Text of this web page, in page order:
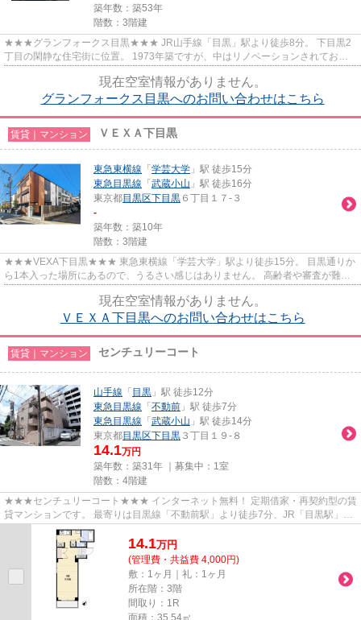
築年数：築53年
階数：3階建
★★★グランフォークス目黒★★★ JR山手線「目黒」駅より徒歩8分。 下目黒2
丁目の閑静な住宅街に位置。 1973年築ですが、中はリノベーションされており
現在空室情報がありません。
グランフォークス目黒へのお問い合わせはこちら
賃貸｜マンション ＶＥＸＡ下目黒
東急東横線 「 学芸大学 」駅 徒歩15分
東急目黒線 「 武蔵小山 」駅 徒歩16分
東京都目黒区下目黒 ６丁目１７-３
-
築年数：築10年
階数：3階建
★★★VEXA下目黒★★★ 東急東横線「学芸大学」駅より徒歩15分。 目黒通りか
ら1本入った場所にあるので、うるさい感じはありません。 高齢者や審査が難し
現在空室情報がありません。
ＶＥＸＡ下目黒へのお問い合わせはこちら
賃貸｜マンション センチュリーコート
山手線 「 目黒 」駅 徒歩12分
東急目黒線 「 不動前 」駅 徒歩7分
東急目黒線 「 武蔵小山 」駅 徒歩14分
東京都目黒区下目黒 ３丁目１９-８
14.1万円
築年数：築31年 ｜募集中： 1室
階数：4階建
★★★センチュリーコート★★★ インターネット無料！ 定期借家・再契約型の賃
貸マンションです。 最寄りは目黒線「不動前駅」より徒歩7分、JR「目黒駅」も
徒歩12分で利用可能！ 広々11.3帖...
14.1万円
(管理費・共益費 4,000円)
敷：1ヶ月｜礼：1ヶ月
所在階：3階
間取り：1R
面積：35.54㎡